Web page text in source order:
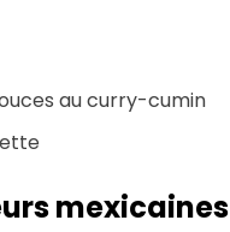
au curry-cumin
mexicaines